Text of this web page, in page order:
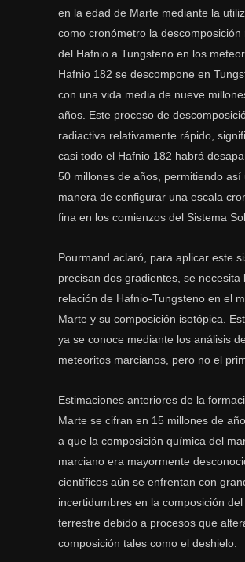
en la edad de Marte mediante la
como cronómetro la descomposición
del Hafnio a Tungsteno en los
Hafnio 182 se descompone en
con una vida media de nueve
años. Este proceso de
radiactiva relativamente rápido,
casi todo el Hafnio 182 habrá
50 millones de años, permitiendo así
manera de configurar una escala
fina en los comienzos del Sistema
Pourmand aclaró, para aplicar este
precisan dos gradientes, se necesita
relación de Hafnio-Tungsteno en el
Marte y su composición isotópica.
ya se conoce mediante los análisis de
meteoritos marcianos, pero no el
Estimaciones anteriores de la
Marte se cifran en 15 millones de
a que la composición química del
marciano era mayormente
científicos aún se enfrentan con
incertidumbres en la composición
terrestre debido a procesos que
composición tales como el deshielo.